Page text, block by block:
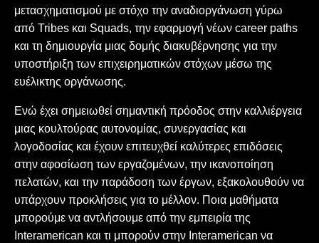
μετασχηματισμού με στόχο την αναδιοργάνωση γύρω
από Tribes και Squads, την εφαρμογή νέων career paths
και τη δημιουργία μιας δομής διακυβέρνησης για την
υποστήριξη των επιχειρηματικών στόχων μέσω της
ευέλικτης οργάνωσης.
Ενώ έχει σημειωθεί σημαντική πρόοδος στην καλλιέργεια
μιας κουλτούρας αυτονομίας, συνεργασίας και
λογοδοσίας και έχουν επιτευχθεί καλύτερες επιδόσεις
στην αφοσίωση των εργαζομένων, την ικανοποίηση
πελατών, και την παράδοση των έργων, εξακολουθούν να
υπάρχουν προκλήσεις για το μέλλον. Ποια μαθήματα
μπορούμε να αντλήσουμε από την εμπειρία της
Interamerican και τι μπορούν στην Interamerican να